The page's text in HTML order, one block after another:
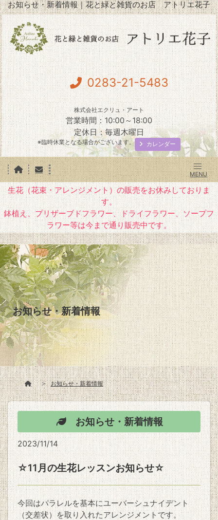
お知らせ・新着情報｜花と緑と雑貨のお店 アトリエ花子
0283-21-5483
株式会社エクリュ・アート
営業時間：10:00～18:00
定休日：毎週木曜日
※臨時休業となる場合がございます。 カレンダー
生花（花束・アレンジメント）の販売をお休みしておりま
す。
鉢植え、プリザーブドフラワー、ドライフラワー、ソープフ
ラワー等は今まで通り販売中です。
お知らせ・新着情報
お知らせ・新着情報
お知らせ・新着情報
2023/11/14
☆11月の生花レッスンお知らせ☆
今回はパラレルを基本にユーバーシュナイデント
（交差状）を取り入れたアレンジメントです。